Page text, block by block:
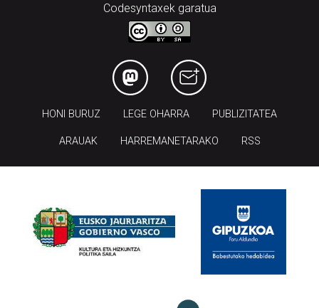
Codesyntaxek garatua
HONI BURUZ LEGE OHARRA PUBLIZITATEA
ARAUAK HARREMANETARAKO RSS